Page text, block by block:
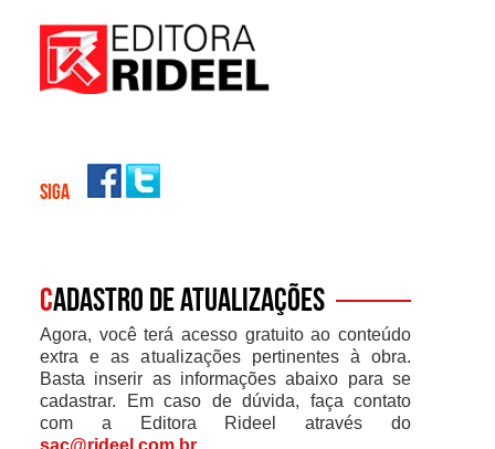
SIGA
Cadastro de atualizações
Agora, você terá acesso gratuito ao conteúdo
extra e as atualizações pertinentes à obra.
Basta inserir as informações abaixo para se
cadastrar. Em caso de dúvida, faça contato
com a Editora Rideel através do